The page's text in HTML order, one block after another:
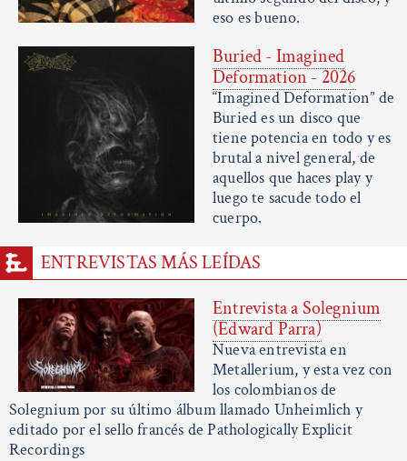
eso es bueno.
Buried - Imagined
Deformation - 2026
“Imagined Deformation” de
Buried es un disco que
tiene potencia en todo y es
brutal a nivel general, de
aquellos que haces play y
luego te sacude todo el
cuerpo.
ENTREVISTAS MÁS LEÍDAS
Entrevista a Solegnium
(Edward Parra)
Nueva entrevista en
Metallerium, y esta vez con
los colombianos de
Solegnium por su último álbum llamado Unheimlich y
editado por el sello francés de Pathologically Explicit
Recordings